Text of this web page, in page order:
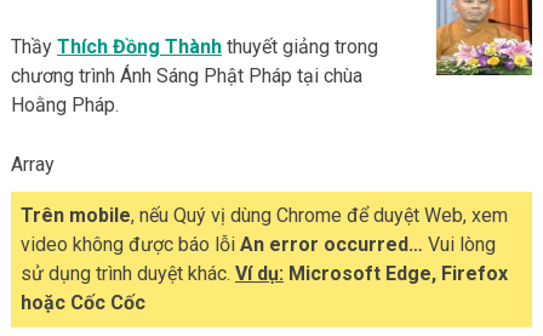
Thầy Thích Đồng Thànhthuyết giảng trong
chương trình Ánh Sáng Phật Pháp tại chùa
Hoằng Pháp.
Array
Trên mobile, nếu Quý vị dùng Chrome để duyệt Web, xem
video không được báo lỗi An error occurred… Vui lòng
sử dụng trình duyệt khác. Ví dụ: Microsoft Edge, Firefox
hoặc Cốc Cốc